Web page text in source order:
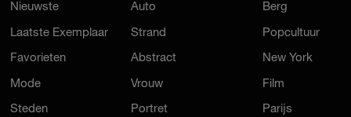
Nieuwste
Laatste Exemplaar
Favorieten
Mode
Steden
Auto
Strand
Abstract
Vrouw
Portret
Berg
Popcultuur
New York
Film
Parijs